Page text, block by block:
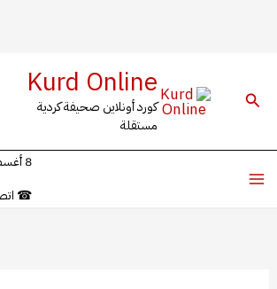
البحث Kurd Online
كورد أونلاين صحيفة كردية
مستقلة
8 أغسطس، 2026 11:25 مساءً
☎